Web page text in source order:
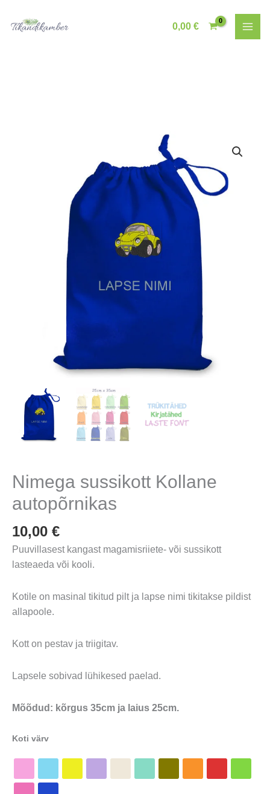
0,00€
Nimega sussikott Kollane
autopõrnikas
10,00 €
Puuvillasest kangast magamisriiete- või sussikott
lasteaeda või kooli.
Kotile on masinal tikitud pilt ja lapse nimi tikitakse pildist
allapoole.
Kott on pestav ja triigitav.
Lapsele sobivad lühikesed paelad.
Mõõdud: kõrgus 35cm ja laius 25cm.
Koti värv